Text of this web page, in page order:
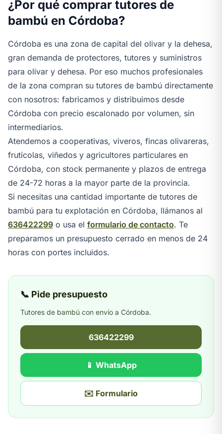
¿Por qué comprar tutores de
bambú en Córdoba?
Córdoba es una zona de capital del olivar y la dehesa,
gran demanda de protectores, tutores y suministros
para olivar y dehesa. Por eso muchos profesionales
de la zona compran su tutores de bambú directamente
con nosotros: fabricamos y distribuimos desde
Córdoba con precio escalonado por volumen, sin
intermediarios.
Atendemos a cooperativas, viveros, fincas olivareras,
frutícolas, viñedos y agricultores particulares en
Córdoba, con stock permanente y plazos de entrega
de 24-72 horas a la mayor parte de la provincia.
Si necesitas una cantidad importante de tutores de
bambú para tu explotación en Córdoba, llámanos al
636422299 o usa el formulario de contacto. Te
preparamos un presupuesto cerrado en menos de 24
horas con portes incluidos.
📞 Pide presupuesto
Tutores de bambú con envío a Córdoba.
636422299
📱 WhatsApp
✉️ Formulario